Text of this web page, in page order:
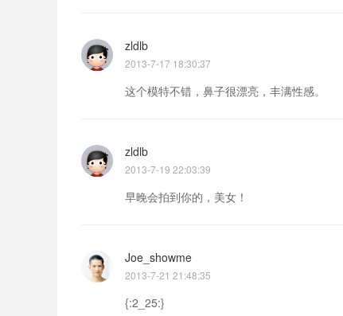
zldlb
2013-7-17 18:30:37
这个模特不错，鼻子很漂亮，丰满性感。
zldlb
2013-7-19 22:03:39
早晚会拍到你的，美女！
Joe_showme
2013-7-21 21:48:35
{:2_25:}